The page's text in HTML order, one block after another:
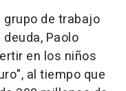
de trabajo
Paolo
en los niños
al tiempo que